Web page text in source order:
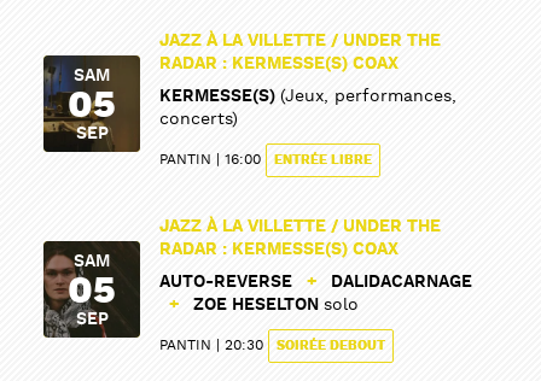
SAM
05
SEP
JAZZ À LA VILLETTE / UNDER THE
RADAR : KERMESSE(S) COAX
KERMESSE(S) (Jeux, performances,
concerts)
PANTIN 16:00 ENTRÉE LIBRE
SAM
05
SEP
JAZZ À LA VILLETTE / UNDER THE
RADAR : KERMESSE(S) COAX
AUTO-REVERSE
+
DALIDACARNAGE
+
ZOE HESELTON solo
PANTIN 20:30 SOIRÉE DEBOUT